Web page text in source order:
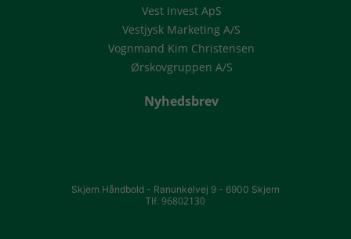
Vest Invest ApS
Vestjysk Marketing A/S
Vognmand Kim Christensen
Ørskovgruppen A/S
Nyhedsbrev
Skjern Håndbold - Ranunkelvej 9 - 6900 Skjern
Tlf. 96802130